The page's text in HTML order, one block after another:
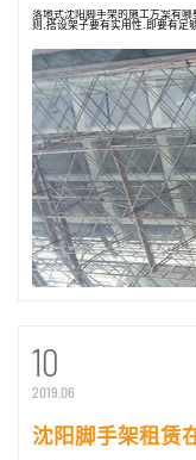
落地式沈阳脚手架的施工方案有
则,搭设架子要有实用性.即要有足
10
2019.06
沈阳脚手架租赁